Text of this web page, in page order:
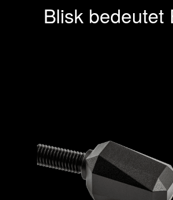
Blisk bedeutet